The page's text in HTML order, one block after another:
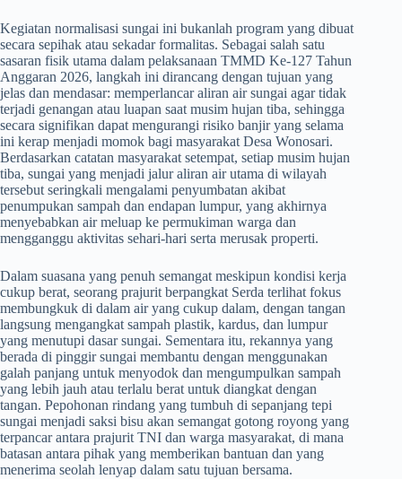
Kegiatan normalisasi sungai ini bukanlah program yang dibuat
secara sepihak atau sekadar formalitas. Sebagai salah satu
sasaran fisik utama dalam pelaksanaan TMMD Ke-127 Tahun
Anggaran 2026, langkah ini dirancang dengan tujuan yang
jelas dan mendasar: memperlancar aliran air sungai agar tidak
terjadi genangan atau luapan saat musim hujan tiba, sehingga
secara signifikan dapat mengurangi risiko banjir yang selama
ini kerap menjadi momok bagi masyarakat Desa Wonosari.
Berdasarkan catatan masyarakat setempat, setiap musim hujan
tiba, sungai yang menjadi jalur aliran air utama di wilayah
tersebut seringkali mengalami penyumbatan akibat
penumpukan sampah dan endapan lumpur, yang akhirnya
menyebabkan air meluap ke permukiman warga dan
mengganggu aktivitas sehari-hari serta merusak properti.
Dalam suasana yang penuh semangat meskipun kondisi kerja
cukup berat, seorang prajurit berpangkat Serda terlihat fokus
membungkuk di dalam air yang cukup dalam, dengan tangan
langsung mengangkat sampah plastik, kardus, dan lumpur
yang menutupi dasar sungai. Sementara itu, rekannya yang
berada di pinggir sungai membantu dengan menggunakan
galah panjang untuk menyodok dan mengumpulkan sampah
yang lebih jauh atau terlalu berat untuk diangkat dengan
tangan. Pepohonan rindang yang tumbuh di sepanjang tepi
sungai menjadi saksi bisu akan semangat gotong royong yang
terpancar antara prajurit TNI dan warga masyarakat, di mana
batasan antara pihak yang memberikan bantuan dan yang
menerima seolah lenyap dalam satu tujuan bersama.